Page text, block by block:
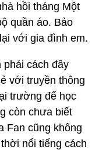
hồi tháng Một
quần áo. Bảo
với gia đình em.
cách đây
với truyền thông
trường để học
còn chưa biết
Fan cũng không
nổi tiếng cách